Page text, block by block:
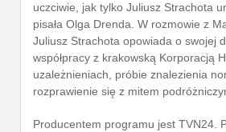
uczciwie, jak tylko Juliusz Strachota
pisała Olga Drenda. W rozmowie z
Juliusz Strachota opowiada o swojej
współpracy z krakowską Korporacją
uzależnieniach, próbie znalezienia
rozprawienie się z mitem
Producentem programu jest TVN24.